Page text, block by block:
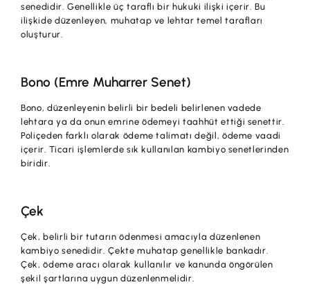
senedidir. Genellikle üç taraflı bir hukuki ilişki içerir. Bu
ilişkide düzenleyen, muhatap ve lehtar temel tarafları
oluşturur.
Bono (Emre Muharrer Senet)
Bono, düzenleyenin belirli bir bedeli belirlenen vadede
lehtara ya da onun emrine ödemeyi taahhüt ettiği senettir.
Poliçeden farklı olarak ödeme talimatı değil, ödeme vaadi
içerir. Ticari işlemlerde sık kullanılan kambiyo senetlerinden
biridir.
Çek
Çek, belirli bir tutarın ödenmesi amacıyla düzenlenen
kambiyo senedidir. Çekte muhatap genellikle bankadır.
Çek, ödeme aracı olarak kullanılır ve kanunda öngörülen
şekil şartlarına uygun düzenlenmelidir.